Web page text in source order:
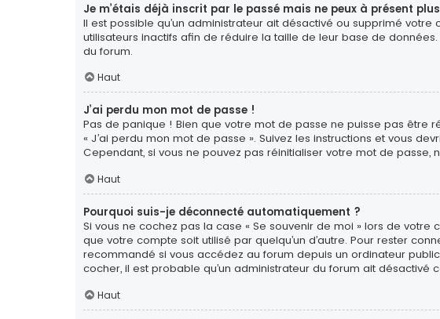
Je m’étais déjà inscrit par le passé mais ne peux à présent
Il est possible qu’un administrateur ait désactivé ou supprimé
utilisateurs inactifs afin de réduire la taille de leur base de
du forum.
Haut
J’ai perdu mon mot de passe !
Pas de panique ! Bien que votre mot de passe ne puisse pas être
« J’ai perdu mon mot de passe ». Suivez les instructions et vous
Cependant, si vous ne pouvez pas réinitialiser votre mot de passe,
Haut
Pourquoi suis-je déconnecté automatiquement ?
Si vous ne cochez pas la case « Se souvenir de moi » lors de
que votre compte soit utilisé par quelqu’un d’autre. Pour rester
recommandé si vous accédez au forum depuis un ordinateur
cocher, il est probable qu’un administrateur du forum ait désactivé
Haut